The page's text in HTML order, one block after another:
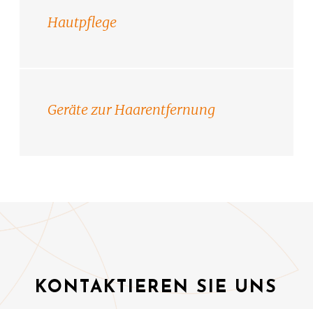
Hautpflege
Geräte zur Haarentfernung
KONTAKTIEREN SIE UNS